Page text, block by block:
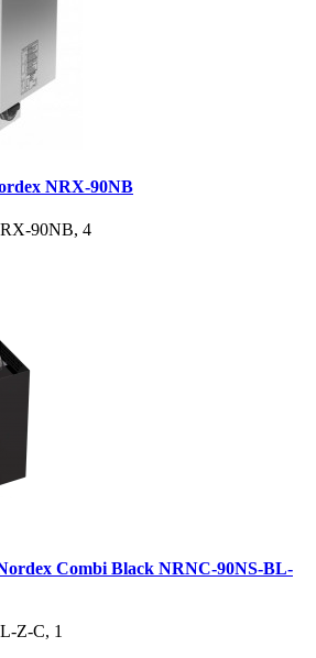
NRX-90NB
90NB, 4
Combi Black NRNC-90NS-BL-
Z-C, 1